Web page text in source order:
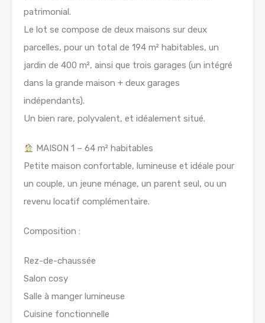
patrimonial.
Le lot se compose de deux maisons sur deux
parcelles, pour un total de 194 m² habitables, un
jardin de 400 m², ainsi que trois garages (un intégré
dans la grande maison + deux garages
indépendants).
Un bien rare, polyvalent, et idéalement situé.
MAISON 1 – 64 m² habitables
Petite maison confortable, lumineuse et idéale pour
un couple, un jeune ménage, un parent seul, ou un
revenu locatif complémentaire.
Composition :
Rez-de-chaussée
Salon cosy
Salle à manger lumineuse
Cuisine fonctionnelle